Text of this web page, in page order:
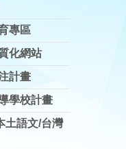
專區
化網站
計畫
學校計畫
土語文/台灣